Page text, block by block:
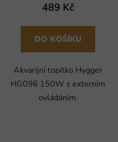
489 Kč
DO KOŠÍKU
Akvarijní topítko Hygger
HG096 150W s externím
ovládáním.